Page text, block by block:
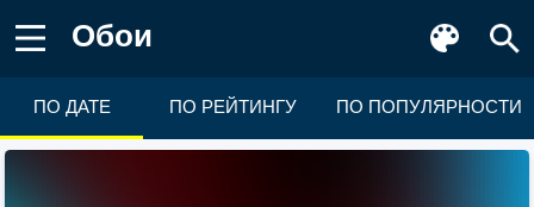
Обои
ПО ДАТЕ ПО РЕЙТИНГУ ПО ПОПУЛЯРНОСТИ